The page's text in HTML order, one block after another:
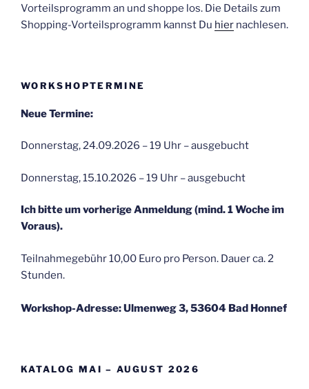
Vorteilsprogramm an und shoppe los. Die Details zum
Shopping-Vorteilsprogramm kannst Du hier nachlesen.
WORKSHOPTERMINE
Neue Termine:
Donnerstag, 24.09.2026 – 19 Uhr – ausgebucht
Donnerstag, 15.10.2026 – 19 Uhr – ausgebucht
Ich bitte um vorherige Anmeldung (mind. 1 Woche im
Voraus).
Teilnahmegebühr 10,00 Euro pro Person. Dauer ca. 2
Stunden.
Workshop-Adresse: Ulmenweg 3, 53604 Bad Honnef
KATALOG MAI – AUGUST 2026